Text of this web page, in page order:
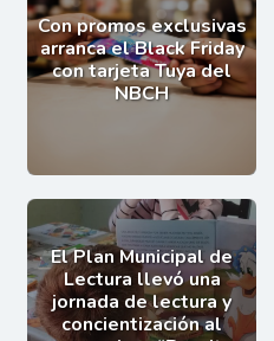
Con promos exclusivas
arranca el Black Friday
con tarjeta Tuya del
NBCH
El Plan Municipal de
Lectura llevó una
jornada de lectura y
concientización al